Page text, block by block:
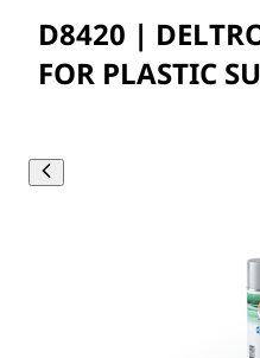
D8420 |
FOR PLASTIC